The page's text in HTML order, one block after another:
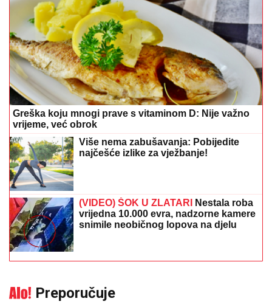
Greška koju mnogi prave s vitaminom D: Nije važno
vrijeme, već obrok
Više nema zabušavanja: Pobijedite
najčešće izlike za vježbanje!
(VIDEO) ŠOK U ZLATARI
Nestala roba
vrijedna 10.000 evra, nadzorne kamere
snimile neobičnog lopova na djelu
Preporučuje